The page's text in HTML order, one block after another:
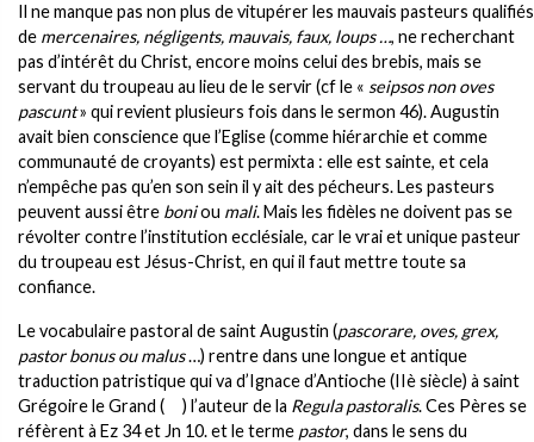
Il ne manque pas non plus de vitupérer les mauvais pasteurs qualifiés
de mercenaires, négligents, mauvais, faux, loups …, ne recherchant
pas d’intérêt du Christ, encore moins celui des brebis, mais se
servant du troupeau au lieu de le servir (cf le « seipsos non oves
pascunt» qui revient plusieurs fois dans le sermon 46). Augustin
avait bien conscience que l’Eglise (comme hiérarchie et comme
communauté de croyants) est permixta : elle est sainte, et cela
n’empêche pas qu’en son sein il y ait des pécheurs. Les pasteurs
peuvent aussi être boniou mali. Mais les fidèles ne doivent pas se
révolter contre l’institution ecclésiale, car le vrai et unique pasteur
du troupeau est Jésus-Christ, en qui il faut mettre toute sa
confiance.
Le vocabulaire pastoral de saint Augustin (pascorare, oves, grex,
pastor bonus ou malus…) rentre dans une longue et antique
traduction patristique qui va d’Ignace d’Antioche (IIè siècle) à saint
Grégoire le Grand ( ) l’auteur de la Regula pastoralis. Ces Pères se
réfèrent à Ez 34 et Jn 10. et le terme pastor, dans le sens du